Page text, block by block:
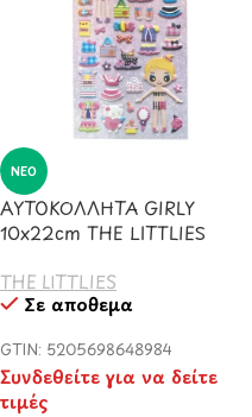
ΝΈΟ
ΑΥΤΟΚΟΛΛΗΤΑ GIRLY
10x22cm THE LITTLIES
THE LITTLIES
Σε απόθεμα
GTIN: 5205698648984
Συνδεθείτε για να δείτε
τιμές